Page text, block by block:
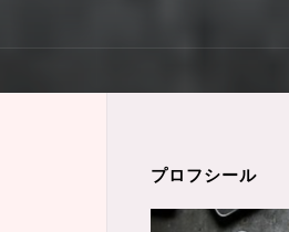
プロフシール